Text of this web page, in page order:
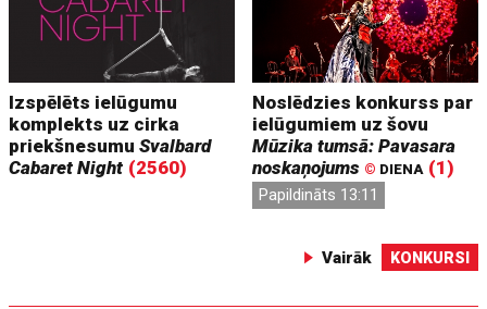
Izspēlēts ielūgumu
komplekts uz cirka
priekšnesumuSvalbard
Cabaret Night (2560)
Noslēdzies konkurss par
ielūgumiem uz šovu
Mūzika tumsā: Pavasara
noskaņojums © DIENA (1)
Papildināts 13:11
Vairāk KONKURSI